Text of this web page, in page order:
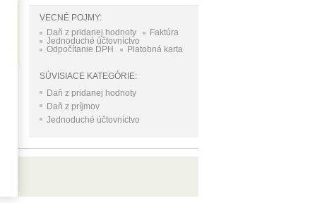
VECNÉ POJMY:
Daň z pridanej hodnoty
Faktúra
Jednoduché účtovníctvo
Odpočítanie DPH
Platobná karta
SÚVISIACE KATEGÓRIE:
Daň z pridanej hodnoty
Daň z príjmov
Jednoduché účtovníctvo